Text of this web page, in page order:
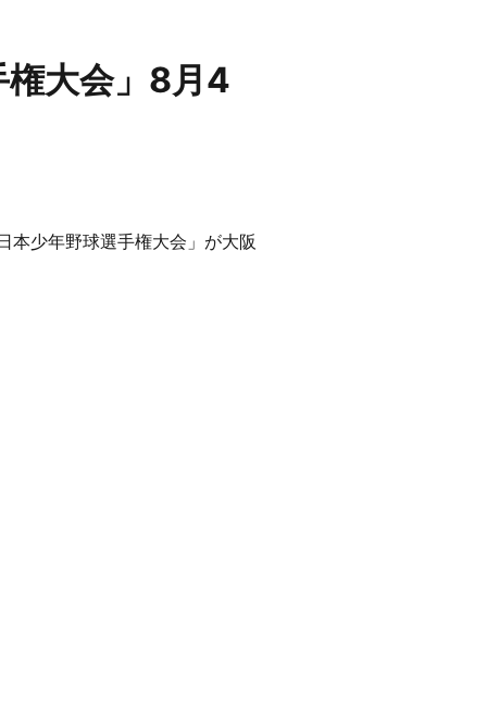
大会」8月4
本少年野球選手権大会」が大阪